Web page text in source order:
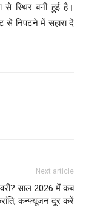
से स्थिर बनी हुई है।
से निपटने में सहारा दे
Next article
साल 2026 में कब
कन्फ्यूजन दूर करें